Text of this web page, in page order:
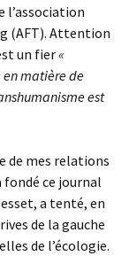
l’association
(AFT). Attention
un fier«
en matière de
est
de mes relations
fondé ce journal
a tenté, en
de la gauche
de l’écologie.